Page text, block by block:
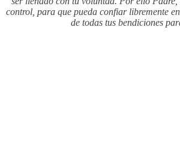
control, para que pueda confiar libremente
de todas tus bendiciones